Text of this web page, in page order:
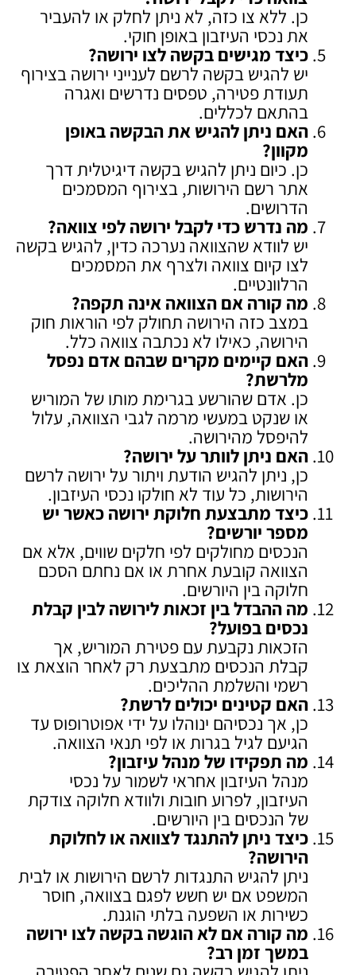
כן. ללא צו כזה, לא ניתן לחלק או להעביר
את נכסי העיזבון באופן חוקי.
כיצד מגישים בקשה לצו ירושה?
יש להגיש בקשה לרשם לענייני ירושה בצירוף
תעודת פטירה, טפסים נדרשים ואגרה
בהתאם לכללים.
האם ניתן להגיש את הבקשה באופן
מקוון?
כן. כיום ניתן להגיש בקשה דיגיטלית דרך
אתר רשם הירושות, בצירוף המסמכים
הדרושים.
מה נדרש כדי לקבל ירושה לפי צוואה?
יש לוודא שהצוואה נערכה כדין, להגיש בקשה
לצו קיום צוואה ולצרף את המסמכים
הרלוונטיים.
מה קורה אם הצוואה אינה תקפה?
במצב כזה הירושה תחולק לפי הוראות חוק
הירושה, כאילו לא נכתבה צוואה כלל.
האם קיימים מקרים שבהם אדם נפסל
מלרשת?
כן. אדם שהורשע בגרימת מותו של המוריש
או שנקט במעשי מרמה לגבי הצוואה, עלול
להיפסל מהירושה.
האם ניתן לוותר על ירושה?
כן, ניתן להגיש הודעת ויתור על ירושה לרשם
הירושות, כל עוד לא חולקו נכסי העיזבון.
כיצד מתבצעת חלוקת ירושה כאשר יש
מספר יורשים?
הנכסים מחולקים לפי חלקים שווים, אלא אם
הצוואה קובעת אחרת או אם נחתם הסכם
חלוקה בין היורשים.
מה ההבדל בין זכאות לירושה לבין קבלת
נכסים בפועל?
הזכאות נקבעת עם פטירת המוריש, אך
קבלת הנכסים מתבצעת רק לאחר הוצאת צו
רשמי והשלמת ההליכים.
האם קטינים יכולים לרשת?
כן, אך נכסיהם ינוהלו על ידי אפוטרופוס עד
הגיעם לגיל בגרות או לפי תנאי הצוואה.
מה תפקידו של מנהל עיזבון?
מנהל העיזבון אחראי לשמור על נכסי
העיזבון, לפרוע חובות ולוודא חלוקה צודקת
של הנכסים בין היורשים.
כיצד ניתן להתנגד לצוואה או לחלוקת
הירושה?
ניתן להגיש התנגדות לרשם הירושות או לבית
המשפט אם יש חשש לפגם בצוואה, חוסר
כשירות או השפעה בלתי הוגנת.
מה קורה אם לא הוגשה בקשה לצו ירושה
במשך זמן רב?